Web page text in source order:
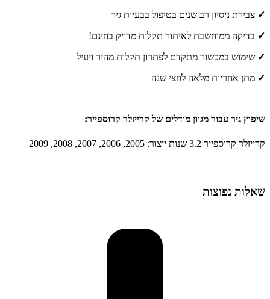
✓ צבירת ניסיון רב שנים בטיפול בבעיות גיר
✓ בדיקה ממוחשבת לאיתור תקלות מדויק בחינם!
✓ שימוש במכשור מתקדם לפתרון תקלות מהיר ויעיל
✓ מתן אחריות מלאה לחצי שנה
שיפוץ גיר עבור מגוון מודלים של קרייזלר קרוספייר:
קרייזלר קרוספייר 3.2 שנות ייצור: 2005, 2006, 2007, 2008, 2009
שאלות נפוצות